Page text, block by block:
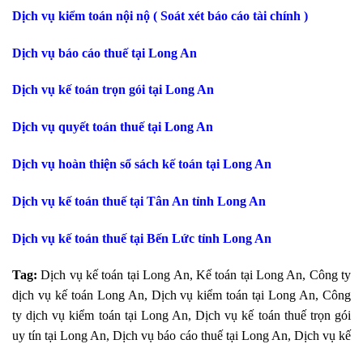
Dịch vụ kiểm toán nội nộ ( Soát xét báo cáo tài chính )
Dịch vụ báo cáo thuế tại Long An
Dịch vụ kế toán trọn gói tại Long An
Dịch vụ quyết toán thuế tại Long An
Dịch vụ hoàn thiện sổ sách kế toán tại Long An
Dịch vụ kế toán thuế tại Tân An tỉnh Long An
Dịch vụ kế toán thuế tại Bến Lức tỉnh Long An
Tag: Dịch vụ kế toán tại Long An, Kế toán tại Long An, Công ty
dịch vụ kế toán Long An, Dịch vụ kiểm toán tại Long An, Công
ty dịch vụ kiểm toán tại Long An, Dịch vụ kế toán thuế trọn gói
uy tín tại Long An, Dịch vụ báo cáo thuế tại Long An, Dịch vụ kế